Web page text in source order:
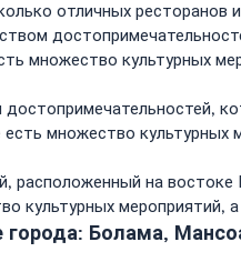
отличных ресторанов
множество культурных
множество культурных
на востоке
мероприятий,
города: Болама,